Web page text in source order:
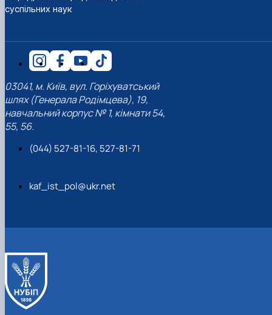
суспільних наук
03041, м. Київ, вул. Горіхуватський
шлях (Генерала Родімцева), 19,
навчальний корпус № 1, кімнати 54,
55, 56.
(044) 527-81-16, 527-81-71
kaf_ist_pol@ukr.net